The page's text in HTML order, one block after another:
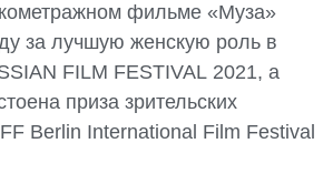
фильме «Муза»
за лучшую женскую роль в
FILM FESTIVAL 2021, а
приза зрительских
Berlin International Film Festival